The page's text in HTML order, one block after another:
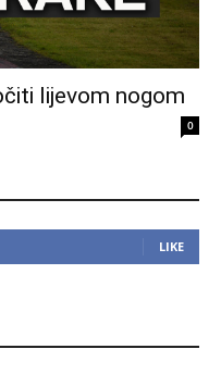
lijevom nogom
0
LIKE